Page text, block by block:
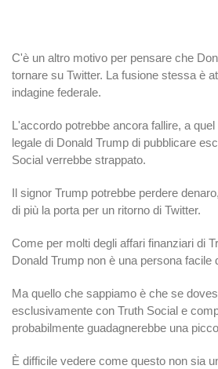
C'è un altro motivo per pensare che
tornare su Twitter. La fusione stessa è
indagine federale.
L'accordo potrebbe ancora fallire, a
legale di Donald Trump di pubblicare
Social verrebbe strappato.
Il signor Trump potrebbe perdere
di più la porta per un ritorno di Twitter.
Come per molti degli affari finanziari di
Donald Trump non è una persona facile
Ma quello che sappiamo è che se
esclusivamente con Truth Social e
probabilmente guadagnerebbe una
È difficile vedere come questo non sia